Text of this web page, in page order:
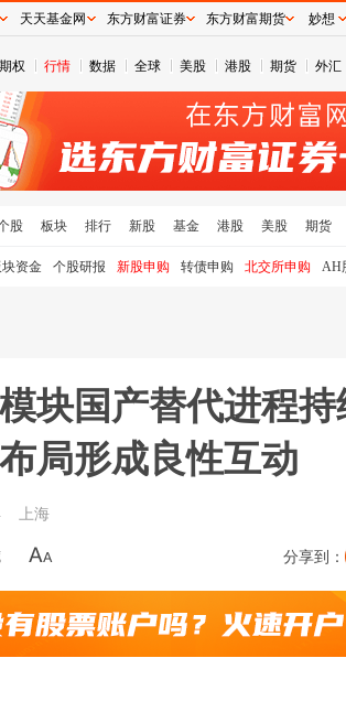
期权 行情 数据 全球 美股 港股 期货 外汇
股 板块 排行 新股 基金 港股 美股 期货
资金 个股研报 新股申购 转债申购 北交所申购 AH
块国产替代进程
局形成良性互动
上海
分享到：
天天基金网 东方财富证券 东方财富期货 妙想